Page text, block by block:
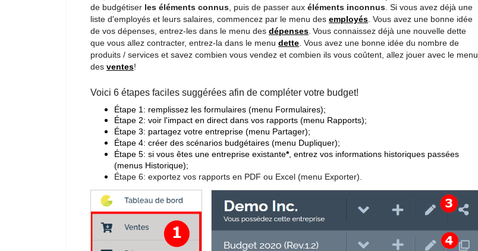
de budgétiser les éléments connus , puis de passer aux éléments inconnus . Si vous avez déjà une
liste d'employés et leurs salaires, commencez par le menu des employés . Vous avez une bonne idée
de vos dépenses, entrez-les dans le menu des dépenses Vous connaissez déjà une nouvelle dette
que vous allez contracter, entrez-la dans le menu dette . Vous avez une bonne idée du nombre de
produits / services et savez combien vous vendez et combien ils vous coûtent, allez jouer avec le menu
des ventes!
Voici 6 étapes faciles suggérées afin de compléter votre budget!
Étape 1: remplissez les formulaires (menu Formulaires);
Étape 2: voir l'impact en direct dans vos rapports (menu Rapports);
Étape 3: partagez votre entreprise (menu Partager);
Étape 4: créer des scénarios budgétaires (menu Dupliquer);
Étape 5: si vous êtes une entreprise existante*, entrez vos informations historiques passées
(menus Historique);
Étape 6: exportez vos rapports en PDF ou Excel (menu Exporter).